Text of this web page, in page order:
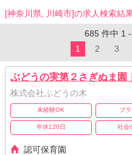
ご希望の勤務地・最寄り駅から
[神奈川県, 川崎市]の求人検索結
685件中 1 -
1
2 3
ぶどうの実第２さぎぬま園
株式会社ぶどうの木
未経験OK ブ
年休120日 社会
認可保育園